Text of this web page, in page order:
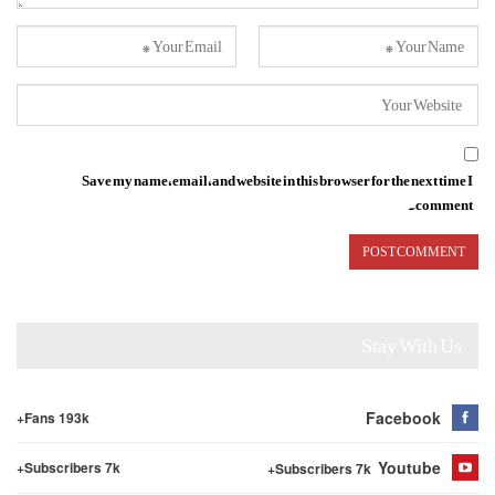
Save my name, email, and website in this browser for the next time I
comment.
Facebook
Fans 193k+
Youtube
Subscribers 7k+
Subscribers 7k+